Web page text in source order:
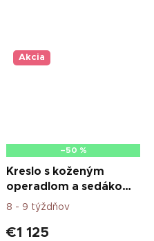
Akcia
–50 %
Kreslo s koženým
operadlom a sedákom
a drevenou
8 - 9 týždňov
€1 125